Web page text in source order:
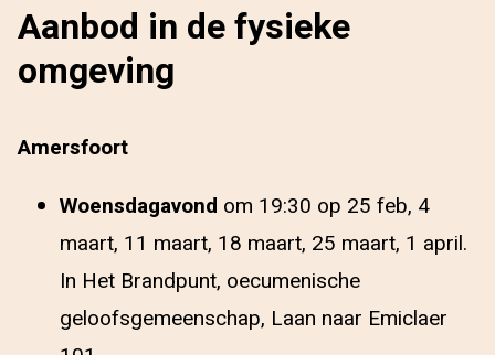
Aanbod in de fysieke
omgeving
Amersfoort
Woensdagavond om 19:30 op 25 feb, 4
maart, 11 maart, 18 maart, 25 maart, 1 april.
In Het Brandpunt, oecumenische
geloofsgemeenschap, Laan naar Emiclaer